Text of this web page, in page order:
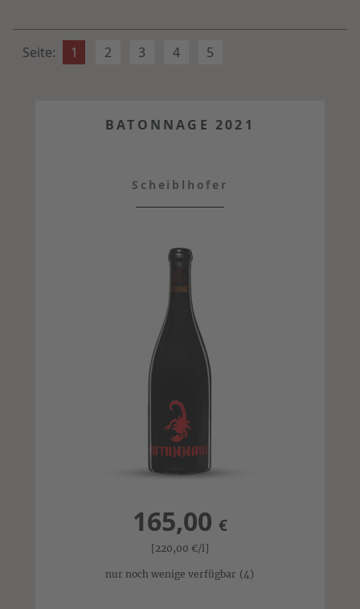
Seite: 1 2 3 4 5
BATONNAGE 2021
Scheiblhofer
165,00 €
[220,00 €/l]
nur noch wenige verfügbar (4)